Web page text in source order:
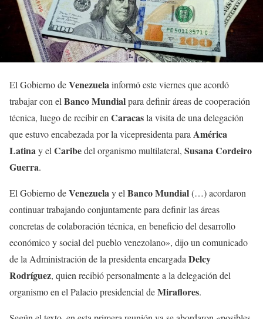
El Gobierno deVenezuelainformó este viernes que acordó
trabajar con el Banco Mundialpara definir áreas de cooperación
técnica, luego de recibir en Caracasla visita de una delegación
que estuvo encabezada por la vicepresidenta para América
Latinay el Caribedel organismo multilateral, Susana Cordeiro
Guerra.
El Gobierno deVenezuelay el Banco Mundial(…) acordaron
continuar trabajando conjuntamente para definir las áreas
concretas de colaboración técnica, en beneficio del desarrollo
económico y social del pueblo venezolano», dijo un comunicado
de la Administración de la presidenta encargada Delcy
Rodríguez, quien recibió personalmente a la delegación del
organismo en el Palacio presidencial deMiraflores.